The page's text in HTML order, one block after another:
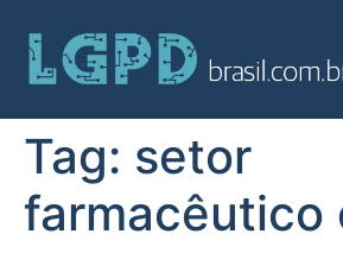
Tag: setor
farmacêutico